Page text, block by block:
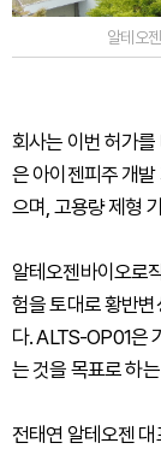
알테오
회사는 이번 허가
은 아이젠피주 개
으며, 고용량 제형
알테오젠바이오로
험을 토대로 황반
다. ALTS-OP01은
는 것을 목표로 하
전태연 알테오젠